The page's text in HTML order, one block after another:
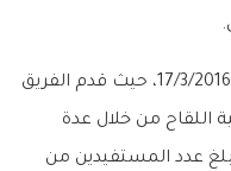
استمرت الحملة 5 أيام من 13 و لغاية 17/3/2016، حيث قدم الفريق
اللقاح من خلال عدة
بلغ عدد المستفيدين من